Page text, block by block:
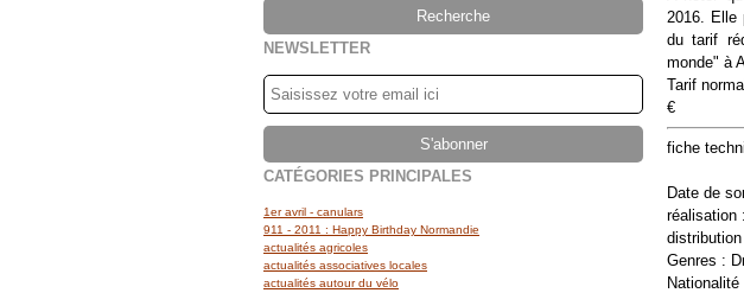
NEWSLETTER
CATÉGORIES PRINCIPALES
1er avril - canulars
911 - 2011 : Happy Birthday Normandie
actualités agricoles
actualités associatives locales
actualités autour du vélo
2016. Elle
du tarif
monde" à
Tarif
€
fiche
Date de
réalisation
Genres :